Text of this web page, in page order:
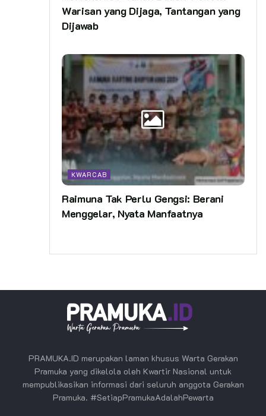
Warisan yang Dijaga, Tantangan yang
Dijawab
KWARCAB
Raimuna Tak Perlu Gengsi: Berani
Menggelar, Nyata Manfaatnya
PRAMUKA.ID merupakan laman khusus Warta Gerakan
Pramuka yang dikelola oleh Kwartir Nasional untuk
mempublikasikan informasi dari seluruh anggota Gerakan
Pramuka. #SetiapPramukaAdalahPewarta